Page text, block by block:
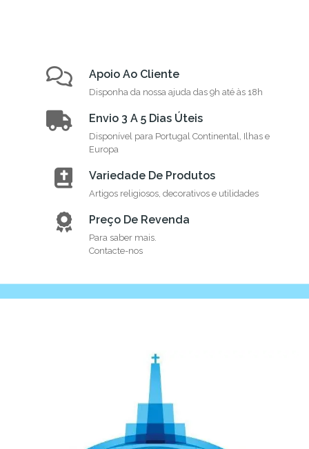
Apoio Ao Cliente
Disponha da nossa ajuda das 9h até às 18h
Envio 3 A 5 Dias Úteis
Disponível para Portugal Continental, Ilhas e
Europa
Variedade De Produtos
Artigos religiosos, decorativos e utilidades
Preço De Revenda
Para saber mais.
Contacte-nos